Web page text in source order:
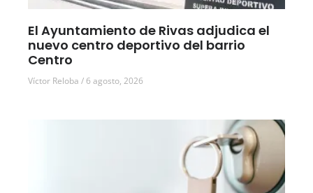
El Ayuntamiento de Rivas adjudica el
nuevo centro deportivo del barrio
Centro
Víctor Reloba 6 agosto, 2026